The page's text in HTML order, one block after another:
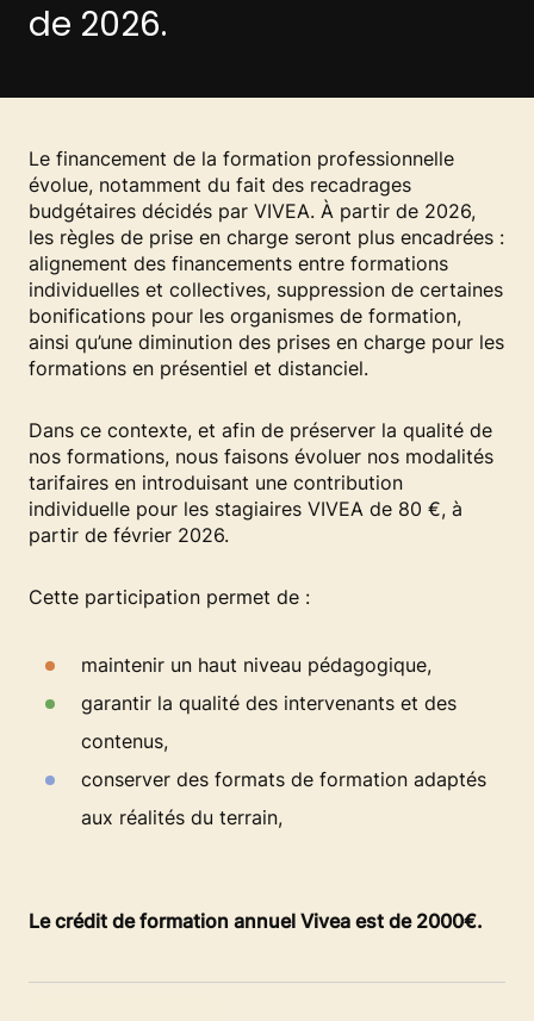
de 2026.
Le financement de la formation professionnelle
évolue, notamment du fait des recadrages
budgétaires décidés par VIVEA. À partir de 2026,
les règles de prise en charge seront plus encadrées :
alignement des financements entre formations
individuelles et collectives, suppression de certaines
bonifications pour les organismes de formation,
ainsi qu’une diminution des prises en charge pour les
formations en présentiel et distanciel.
Dans ce contexte, et afin de préserver la qualité de
nos formations, nous faisons évoluer nos modalités
tarifaires en introduisant une contribution
individuelle pour les stagiaires VIVEA de 80 €, à
partir de février 2026.
Cette participation permet de :
maintenir un haut niveau pédagogique,
garantir la qualité des intervenants et des
contenus,
conserver des formats de formation adaptés
aux réalités du terrain,
Le crédit de formation annuel Vivea est de 2000€.